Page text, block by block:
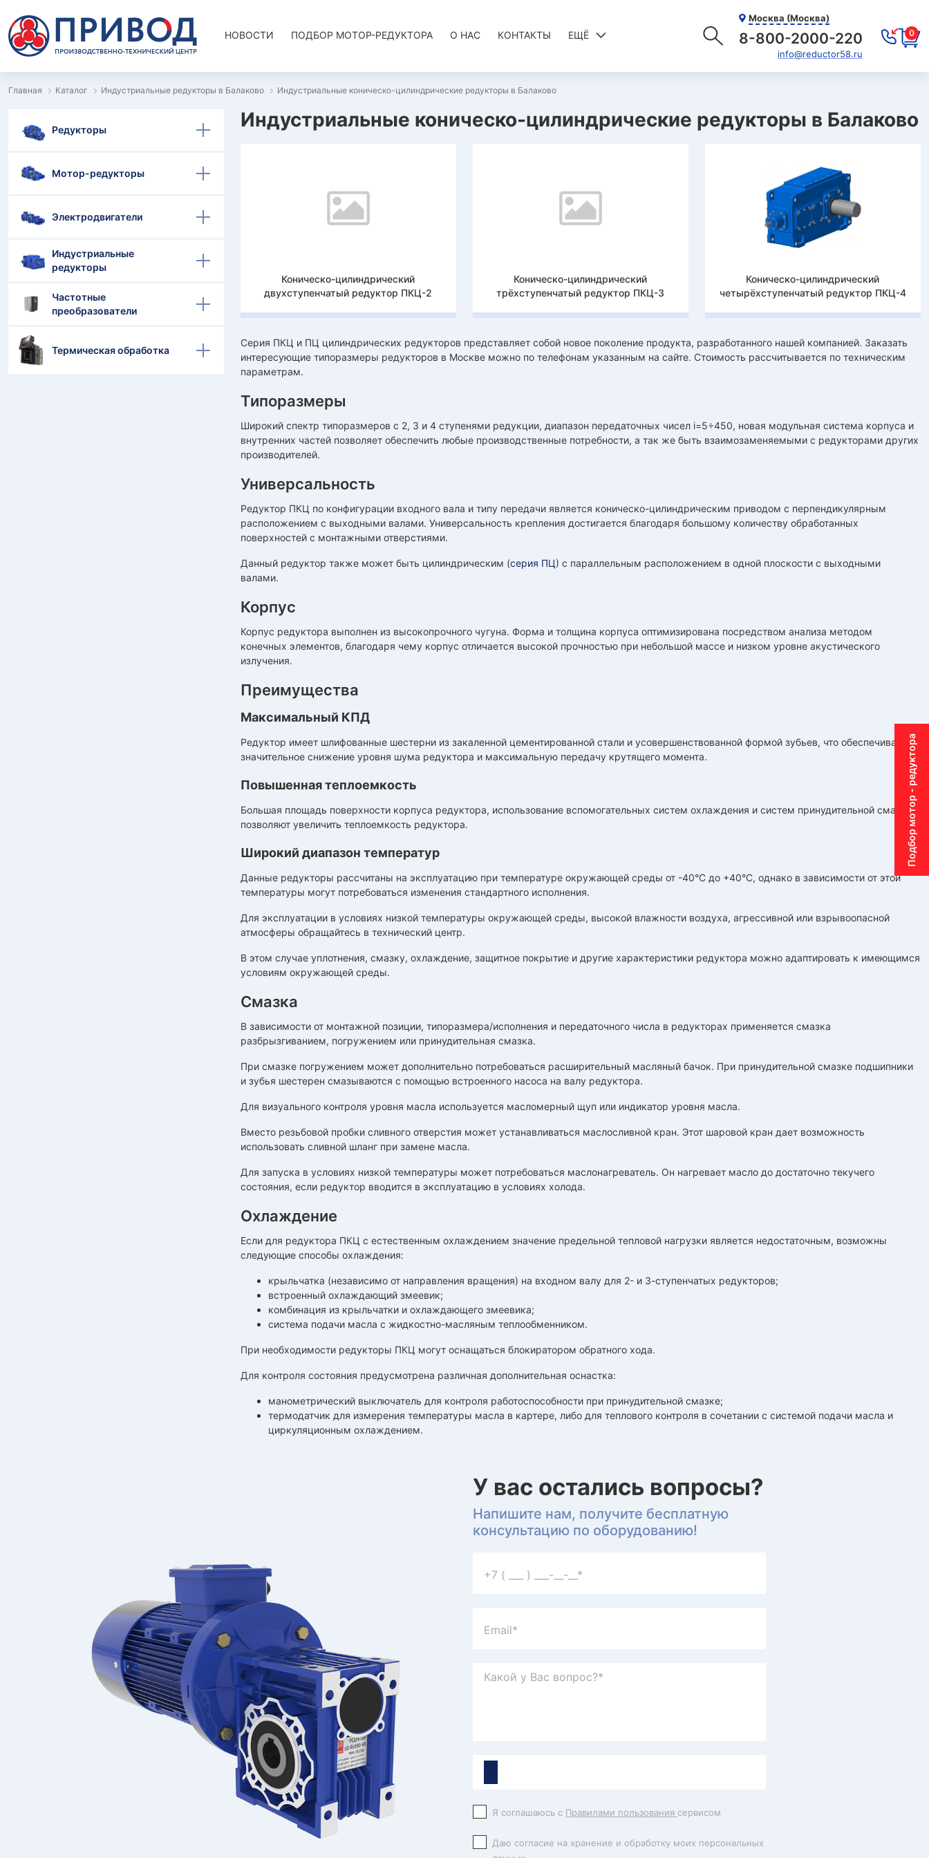
НОВОСТИ ПОДБОР МОТОР-РЕДУКТОРА О НАС КОНТАКТЫ ЕЩЁ
Москва (Москва)
8-800-2000-220
info@reductor58.ru
0
Подбор мотор - редуктора
Главная Каталог Индустриальные редукторы в Балаково Индустриальные коническо-цилиндрические редукторы в Балаково
Редукторы
Мотор-редукторы
Электродвигатели
Индустриальные
редукторы
Частотные
преобразователи
Термическая обработка
Индустриальные коническо-цилиндрические редукторы в Балаково
Коническо-цилиндрический
двухступенчатый редуктор ПКЦ-2
Коническо-цилиндрический
трёхступенчатый редуктор ПКЦ-3
Коническо-цилиндрический
четырёхступенчатый редуктор ПКЦ-4
Серия ПКЦ и ПЦ цилиндрических редукторов представляет собой новое поколение продукта, разработанного нашей компанией. Заказать
интересующие типоразмеры редукторов в Москве можно по телефонам указанным на сайте. Стоимость рассчитывается по техническим
параметрам.
Типоразмеры
Широкий спектр типоразмеров с 2, 3 и 4 ступенями редукции, диапазон передаточных чисел i=5÷450, новая модульная система корпуса и
внутренних частей позволяет обеспечить любые производственные потребности, а так же быть взаимозаменяемыми с редукторами других
производителей.
Универсальность
Редуктор ПКЦ по конфигурации входного вала и типу передачи является коническо-цилиндрическим приводом с перпендикулярным
расположением с выходными валами. Универсальность крепления достигается благодаря большому количеству обработанных
поверхностей с монтажными отверстиями.
Данный редуктор также может быть цилиндрическим (серия ПЦ) с параллельным расположением в одной плоскости с выходными
валами.
Корпус
Корпус редуктора выполнен из высокопрочного чугуна. Форма и толщина корпуса оптимизирована посредством анализа методом
конечных элементов, благодаря чему корпус отличается высокой прочностью при небольшой массе и низком уровне акустического
излучения.
Преимущества
Максимальный КПД
Редуктор имеет шлифованные шестерни из закаленной цементированной стали и усовершенствованной формой зубьев, что обеспечивает
значительное снижение уровня шума редуктора и максимальную передачу крутящего момента.
Повышенная теплоемкость
Большая площадь поверхности корпуса редуктора, использование вспомогательных систем охлаждения и систем принудительной смазки
позволяют увеличить теплоемкость редуктора.
Широкий диапазон температур
Данные редукторы рассчитаны на эксплуатацию при температуре окружающей среды от -40°С до +40°С, однако в зависимости от этой
температуры могут потребоваться изменения стандартного исполнения.
Для эксплуатации в условиях низкой температуры окружающей среды, высокой влажности воздуха, агрессивной или взрывоопасной
атмосферы обращайтесь в технический центр.
В этом случае уплотнения, смазку, охлаждение, защитное покрытие и другие характеристики редуктора можно адаптировать к имеющимся
условиям окружающей среды.
Смазка
В зависимости от монтажной позиции, типоразмера/исполнения и передаточного числа в редукторах применяется смазка
разбрызгиванием, погружением или принудительная смазка.
При смазке погружением может дополнительно потребоваться расширительный масляный бачок. При принудительной смазке подшипники
и зубья шестерен смазываются с помощью встроенного насоса на валу редуктора.
Для визуального контроля уровня масла используется масломерный щуп или индикатор уровня масла.
Вместо резьбовой пробки сливного отверстия может устанавливаться маслосливной кран. Этот шаровой кран дает возможность
использовать сливной шланг при замене масла.
Для запуска в условиях низкой температуры может потребоваться маслонагреватель. Он нагревает масло до достаточно текучего
состояния, если редуктор вводится в эксплуатацию в условиях холода.
Охлаждение
Если для редуктора ПКЦ с естественным охлаждением значение предельной тепловой нагрузки является недостаточным, возможны
следующие способы охлаждения:
крыльчатка (независимо от направления вращения) на входном валу для 2- и 3-ступенчатых редукторов;
встроенный охлаждающий змеевик;
комбинация из крыльчатки и охлаждающего змеевика;
система подачи масла с жидкостно-масляным теплообменником.
При необходимости редукторы ПКЦ могут оснащаться блокиратором обратного хода.
Для контроля состояния предусмотрена различная дополнительная оснастка:
манометрический выключатель для контроля работоспособности при принудительной смазке;
термодатчик для измерения температуры масла в картере, либо для теплового контроля в сочетании с системой подачи масла и
циркуляционным охлаждением.
У вас остались вопросы?
Напишите нам, получите бесплатную
консультацию по оборудованию!
Я соглашаюсь с Правилами пользования сервисом
Даю согласие на хранение и обработку моих персональных